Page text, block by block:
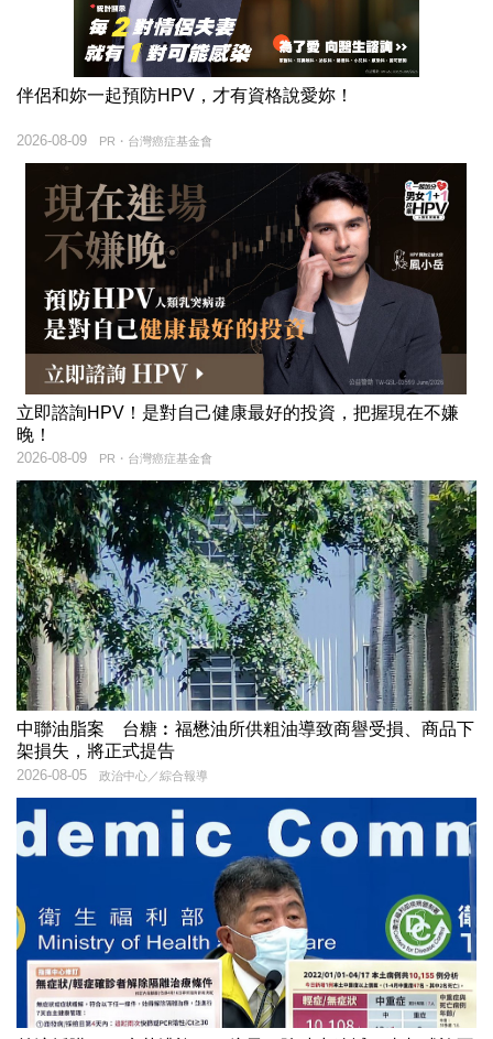
伴侶和妳一起預防HPV，才有資格說愛妳！
PR・台灣癌症基金會
2026-08-09
立即諮詢HPV！是對自己健康最好的投資，把握現在不嫌
晚！
PR・台灣癌症基金會
2026-08-09
中聯油脂案 台糖︰福懋油所供粗油導致商譽受損、商品下
架損失，將正式提告
政治中心／綜合報導
2026-08-05